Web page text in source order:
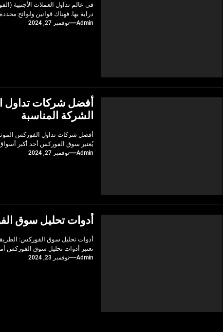
في عالم تداول العملات الأجنبية
دراية بها. فهناك قوانين ولوائح
Admin نوفمبر 27, 2024
أفضل شركات تداول
الشركة المناسبة
أفضل شركات تداول الفوركس
يُعتبر سوق الفوركس أحد أكبر أسواق
Admin نوفمبر 27, 2024
أدوات تحليل سوق
أدوات تحليل سوق الفوركس:
تعتبر أدوات تحليل سوق الفوركس
Admin نوفمبر 23, 2024